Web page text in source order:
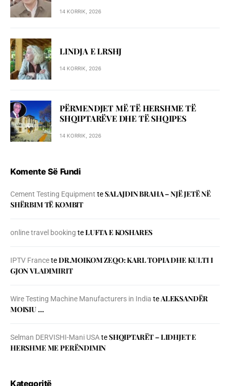
14 KORRIK, 2026
LINDJA E LRSHJ
14 KORRIK, 2026
PËRMENDJET MË TË HERSHME TË
SHQIPTARËVE DHE TË SHQIPES
14 KORRIK, 2026
Komente Së Fundi
Cement Testing Equipment teSALAJDIN BRAHA – NJЁ JETЁ NЁ
SHЁRBIM TЁ KOMBIT
online travel booking teLUFTA E KOSHARES
IPTV FranceteDR.MOIKOM ZEQO: KARL TOPIA DHE KULTI I
GJON VLADIMIRIT
Wire Testing Machine Manufacturers in India teALEKSANDËR
MOISIU …
Selman DERVISHI-Mani USAteSHQIPTARËT – LIDHJET E
HERSHME ME PERËNDIMIN
Kategoritë